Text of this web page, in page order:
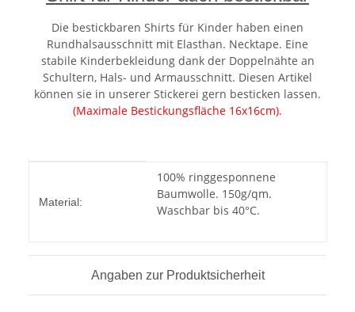
Die bestickbaren Shirts für Kinder haben einen
Rundhalsausschnitt mit Elasthan. Necktape. Eine
stabile Kinderbekleidung dank der Doppelnähte an
Schultern, Hals- und Armausschnitt. Diesen Artikel
können sie in unserer Stickerei gern besticken lassen.
(Maximale Bestickungsfläche 16x16cm).
Material:
100% ringgesponnene
Baumwolle. 150g/qm.
Waschbar bis 40°C.
Angaben zur Produktsicherheit